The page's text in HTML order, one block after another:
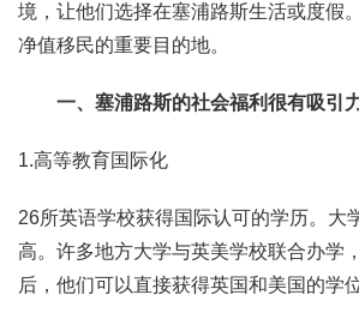
境，让他们选择在塞浦路斯生活或度假
净值移民的重要目的地。
一、塞浦路斯的社会福利很有吸引
1.高等教育国际化
26所英语学校获得国际认可的学历。大
高。许多地方大学与英美学校联合办学
后，他们可以直接获得英国和美国的学位